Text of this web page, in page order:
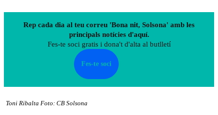
Rep cada dia al teu correu 'Bona nit, Solsona' amb les
principals notícies d'aquí.
Fes-te soci gratis i dona't d'alta al butlletí
Fes-te soci
Toni Ribalta Foto: CB Solsona